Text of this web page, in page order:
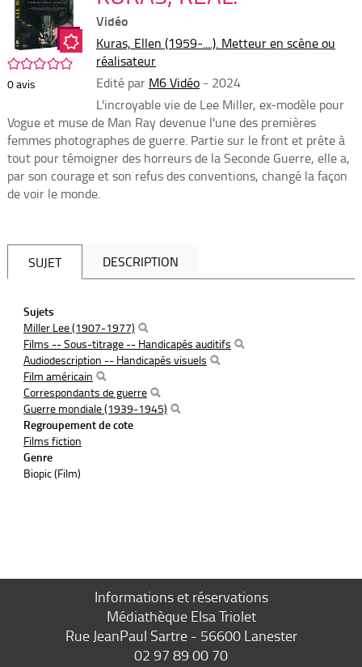
/5
0avis
Vidéo
Kuras, Ellen (1959-....). Metteur en scène ou
réalisateur
Edité par M6 Vidéo - 2024
L'incroyable vie de Lee Miller, ex-modèle pour
Vogue et muse de Man Ray devenue l'une des premières
femmes photographes de guerre. Partie sur le front et prête à
tout pour témoigner des horreurs de la Seconde Guerre, elle a,
par son courage et son refus des conventions, changé la façon
de voir le monde.
SUJET DESCRIPTION
Sujets
Miller Lee (1907-1977)
Films -- Sous-titrage -- Handicapés auditifs
Audiodescription -- Handicapés visuels
Film américain
Correspondants de guerre
Guerre mondiale (1939-1945)
Regroupement de cote
Films fiction
Genre
Biopic (Film)
Informations et réservations
Médiathèque Elsa Triolet
Rue JeanPaul Sartre - 56600 Lanester
02 97 89 00 70